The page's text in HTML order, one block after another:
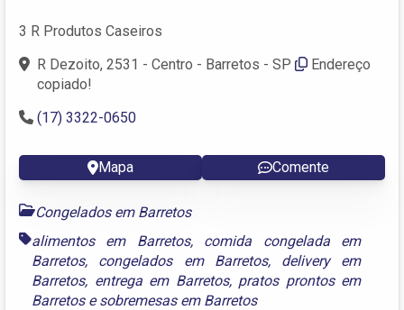
3 R Produtos Caseiros
R Dezoito, 2531 - Centro - Barretos - SP
Endereço
copiado!
(17) 3322-0650
Mapa Comente
Congelados em Barretos
alimentos em Barretos, comida congelada em
Barretos, congelados em Barretos, delivery em
Barretos, entrega em Barretos, pratos prontos em
Barretosesobremesas em Barretos